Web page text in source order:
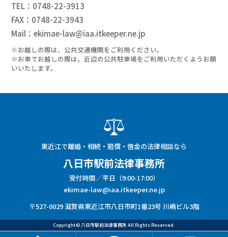
TEL：0748-22-3913
FAX：0748-22-3943
Mail：ekimae-law@iaa.itkeeper.ne.jp
※お越しの際は、公共交通機関をご利用ください。
※お車でお越しの際は、近辺の公共駐車場をご利用いただくようお願
いいたします。
東近江で離婚・相続・賠償・借金の法律相談なら
八日市駅前法律事務所
受付時間／平日（9:00-17:00）
ekimae-law@iaa.itkeeper.ne.jp
〒527-0029 滋賀県東近江市八日市町1番23号 川嶋ビル3階
Copyright© 八日市駅前法律事務所 All Rights Reserved.